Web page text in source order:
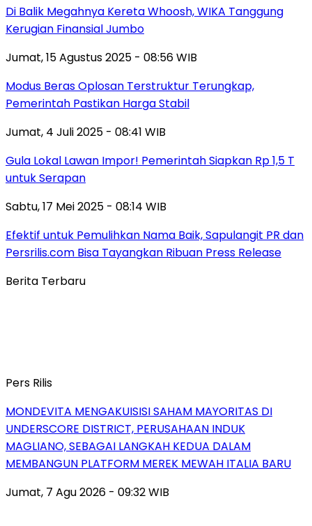
Di Balik Megahnya Kereta Whoosh, WIKA Tanggung
Kerugian Finansial Jumbo
Jumat, 15 Agustus 2025 - 08:56 WIB
Modus Beras Oplosan Terstruktur Terungkap,
Pemerintah Pastikan Harga Stabil
Jumat, 4 Juli 2025 - 08:41 WIB
Gula Lokal Lawan Impor! Pemerintah Siapkan Rp 1,5 T
untuk Serapan
Sabtu, 17 Mei 2025 - 08:14 WIB
Efektif untuk Pemulihkan Nama Baik, Sapulangit PR dan
Persrilis.com Bisa Tayangkan Ribuan Press Release
Berita Terbaru
Pers Rilis
MONDEVITA MENGAKUISISI SAHAM MAYORITAS DI
UNDERSCORE DISTRICT, PERUSAHAAN INDUK
MAGLIANO, SEBAGAI LANGKAH KEDUA DALAM
MEMBANGUN PLATFORM MEREK MEWAH ITALIA BARU
Jumat, 7 Agu 2026 - 09:32 WIB